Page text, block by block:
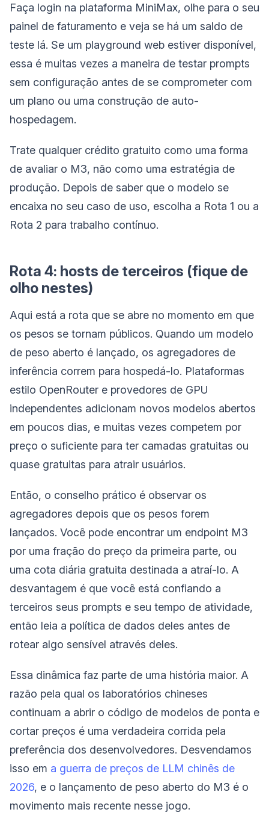
Faça login na plataforma MiniMax, olhe para o seu
painel de faturamento e veja se há um saldo de
teste lá. Se um playground web estiver disponível,
essa é muitas vezes a maneira de testar prompts
sem configuração antes de se comprometer com
um plano ou uma construção de auto-
hospedagem.
Trate qualquer crédito gratuito como uma forma
de avaliar o M3, não como uma estratégia de
produção. Depois de saber que o modelo se
encaixa no seu caso de uso, escolha a Rota 1 ou a
Rota 2 para trabalho contínuo.
Rota 4: hosts de terceiros (fique de
olho nestes)
Aqui está a rota que se abre no momento em que
os pesos se tornam públicos. Quando um modelo
de peso aberto é lançado, os agregadores de
inferência correm para hospedá-lo. Plataformas
estilo OpenRouter e provedores de GPU
independentes adicionam novos modelos abertos
em poucos dias, e muitas vezes competem por
preço o suficiente para ter camadas gratuitas ou
quase gratuitas para atrair usuários.
Então, o conselho prático é observar os
agregadores depois que os pesos forem
lançados. Você pode encontrar um endpoint M3
por uma fração do preço da primeira parte, ou
uma cota diária gratuita destinada a atraí-lo. A
desvantagem é que você está confiando a
terceiros seus prompts e seu tempo de atividade,
então leia a política de dados deles antes de
rotear algo sensível através deles.
Essa dinâmica faz parte de uma história maior. A
razão pela qual os laboratórios chineses
continuam a abrir o código de modelos de ponta e
cortar preços é uma verdadeira corrida pela
preferência dos desenvolvedores. Desvendamos
isso em a guerra de preços de LLM chinês de
2026, e o lançamento de peso aberto do M3 é o
movimento mais recente nesse jogo.